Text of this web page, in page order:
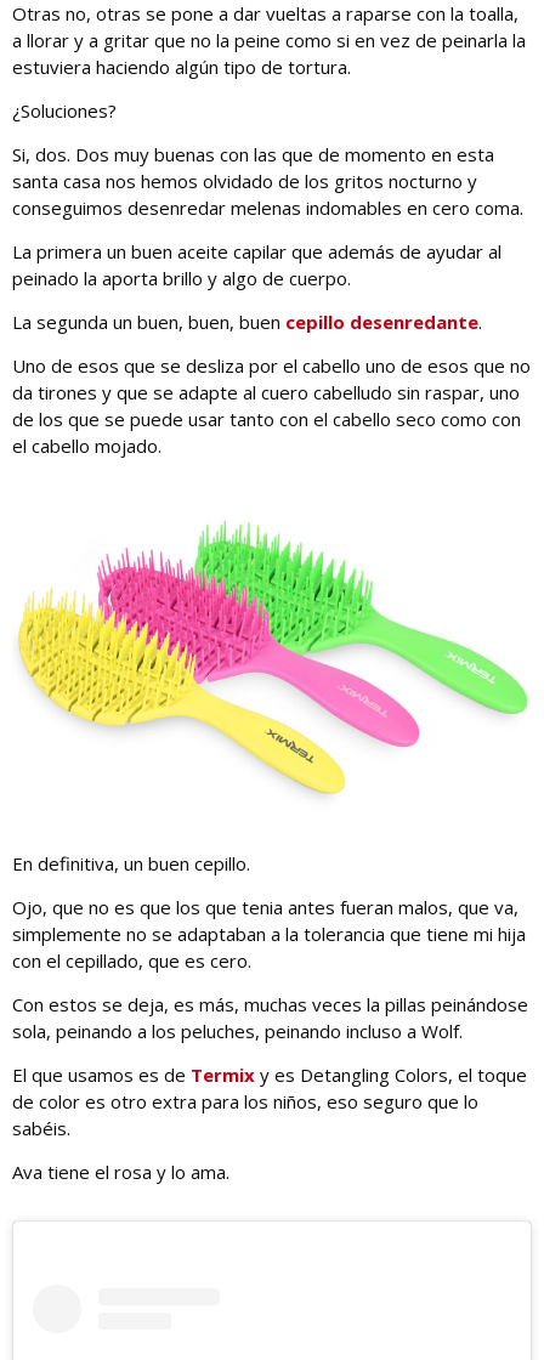
Otras no, otras se pone a dar vueltas a raparse con la toalla,
a llorar y a gritar que no la peine como si en vez de peinarla la
estuviera haciendo algún tipo de tortura.
¿Soluciones?
Si, dos. Dos muy buenas con las que de momento en esta
santa casa nos hemos olvidado de los gritos nocturno y
conseguimos desenredar melenas indomables en cero coma.
La primera un buen aceite capilar que además de ayudar al
peinado la aporta brillo y algo de cuerpo.
La segunda un buen, buen, buen cepillo desenredante.
Uno de esos que se desliza por el cabello uno de esos que no
da tirones y que se adapte al cuero cabelludo sin raspar, uno
de los que se puede usar tanto con el cabello seco como con
el cabello mojado.
En definitiva, un buen cepillo.
Ojo, que no es que los que tenia antes fueran malos, que va,
simplemente no se adaptaban a la tolerancia que tiene mi hija
con el cepillado, que es cero.
Con estos se deja, es más, muchas veces la pillas peinándose
sola, peinando a los peluches, peinando incluso a Wolf.
El que usamos es de Termix y es Detangling Colors, el toque
de color es otro extra para los niños, eso seguro que lo
sabéis.
Ava tiene el rosa y lo ama.